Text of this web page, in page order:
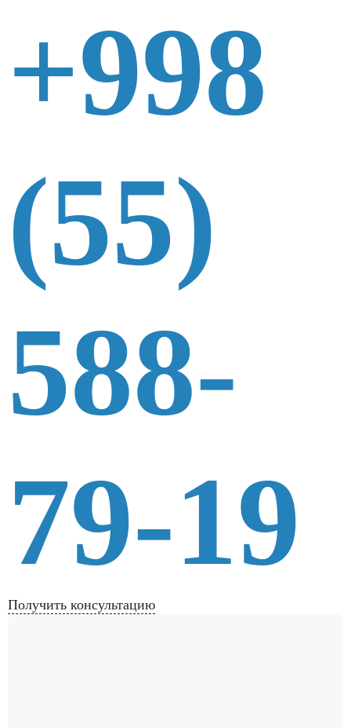
+998
(55)
588-
79-19
Получить консультацию